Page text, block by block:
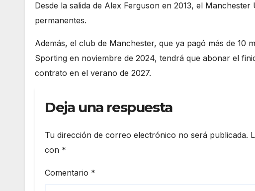
Desde la salida de Alex Ferguson en 2013, el
permanentes.
Además, el club de Manchester, que ya pagó más de 10
Sporting en noviembre de 2024, tendrá que abonar el
contrato en el verano de 2027.
Deja una respuesta
Tu dirección de correo electrónico no será publicada.
con *
Comentario *